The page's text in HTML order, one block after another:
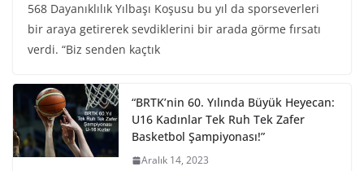
568 Dayanıklılık Yılbaşı Koşusu bu yıl da sporseverleri
bir araya getirerek sevdiklerini bir arada görme fırsatı
verdi. “Biz senden kaçtık
“BRTK’nin 60. Yılında Büyük Heyecan:
U16 Kadınlar Tek Ruh Tek Zafer
Basketbol Şampiyonası!”
Aralık 14, 2023